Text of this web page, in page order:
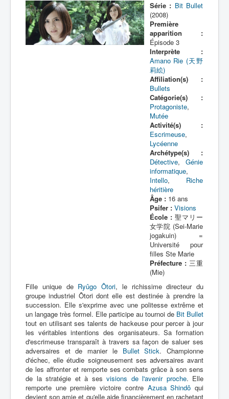
H
I
X
Z
Série : Bit Bullet
(2008)
Première
apparition :
Épisode 3
Interprète :
Amano Rie (天野
莉絵)
Affiliation(s) :
Bullets
Catégorie(s) :
Protagoniste,
Mutée
Activité(s) :
Escrimeuse,
Lycéenne
Archétype(s) :
Détective, Génie
informatique,
Intello, Riche
héritière
Âge :16 ans
Psifer : Visions
École :聖マリー
女学院 (Sei-Marie
jogakuin) =
Université pour
filles Ste Marie
Préfecture :三重
(Mie)
Fille unique de Ryûgo Ôtori, le richissime directeur du
groupe industriel Ôtori dont elle est destinée à prendre la
succession. Elle s'exprime avec une politesse extrême et
un langage très formel. Elle participe au tournoi de Bit Bullet
tout en utilisant ses talents de hackeuse pour percer à jour
les véritables intentions des organisateurs. Sa formation
d'escrimeuse transparaît à travers sa façon de saluer ses
adversaires et de manier le Bullet Stick. Championne
d'échec, elle étudie soigneusement ses adversaires avant
de les affronter et remporte ses combats grâce à son sens
de la stratégie et à ses visions de l'avenir proche. Elle
remporte une première victoire contre Azusa Shindô qui
devient son amie et qu'elle aide financièrement en rachetant